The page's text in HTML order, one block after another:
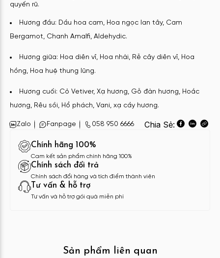
quyến rũ.
Hương đầu: Dầu hoa cam, Hoa ngọc lan tây, Cam
Bergamot, Chanh Amalfi, Aldehydic.
Hương giữa: Hoa diên vĩ, Hoa nhài, Rễ cây diên vĩ, Hoa
hồng, Hoa huệ thung lũng.
Hương cuối: Cỏ Vetiver, Xạ hương, Gỗ đàn hương, Hoắc
hương, Rêu sồi, Hổ phách, Vani, xạ cầy hương.
Zalo Fanpage 058 950 6666 Chia Sẻ:
Chính hãng 100%
Cam kết sản phẩm chính hãng 100%
Chính sách đổi trả
Chính sách đổi hàng và tích điểm thành viên
Tư vấn & hỗ trợ
Tư vấn và hỗ trợ gói quà miễn phí
Sản phẩm liên quan